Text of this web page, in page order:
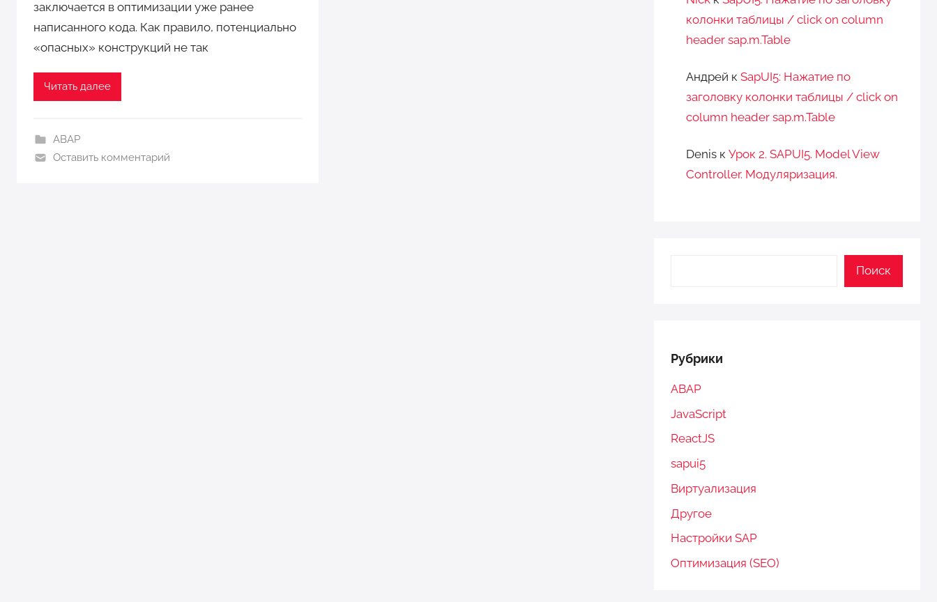
о
р
о
заключается в оптимизации уже ранее
написанного кода. Как правило, потенциально
«опасных» конструкций не так
Читать далее
ABAP
Оставить комментарий
колонки таблицы / click on column
header sap.m.Table
Андрей к SapUI5: Нажатие по
заголовку колонки таблицы / click on
column header sap.m.Table
Denisк Урок 2. SAPUI5. Model View
Controller. Модуляризация.
Поиск
Рубрики
ABAP
JavaScript
ReactJS
sapui5
Виртуализация
Другое
Настройки SAP
Оптимизация (SEO)